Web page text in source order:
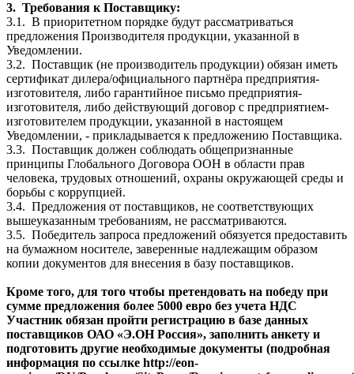
3. Требования к Поставщику:
3.1. В приоритетном порядке будут рассматриваться
предложения Производителя продукции, указанной в
Уведомлении.
3.2. Поставщик (не производитель продукции) обязан иметь
сертификат дилера/официального партнёра предприятия-
изготовителя, либо гарантийное письмо предприятия-
изготовителя, либо действующий договор с предприятием-
изготовителем продукции, указанной в настоящем
Уведомлении, - прикладывается к предложению Поставщика.
3.3. Поставщик должен соблюдать общепризнанные
принципы Глобального Договора ООН в области прав
человека, трудовых отношений, охраны окружающей среды и
борьбы с коррупцией.
3.4. Предложения от поставщиков, не соответствующих
вышеуказанным требованиям, не рассматриваются.
3.5. Победитель запроса предложений обязуется предоставить
на бумажном носителе, заверенные надлежащим образом
копии документов для внесения в базу поставщиков.
Кроме того, для того чтобы претендовать на победу при
сумме предложения более 5000 евро без учета НДС
Участник обязан пройти регистрацию в базе данных
поставщиков ОАО «Э.ОН Россия», заполнить анкету и
подготовить другие необходимые документы (подробная
информация по ссылке http://eon-